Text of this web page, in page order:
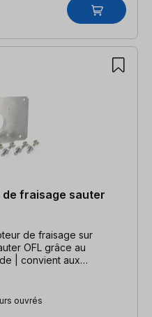
fraisage sauter
de fraisage sur
OFL grâce au
| convient aux
ouvrés